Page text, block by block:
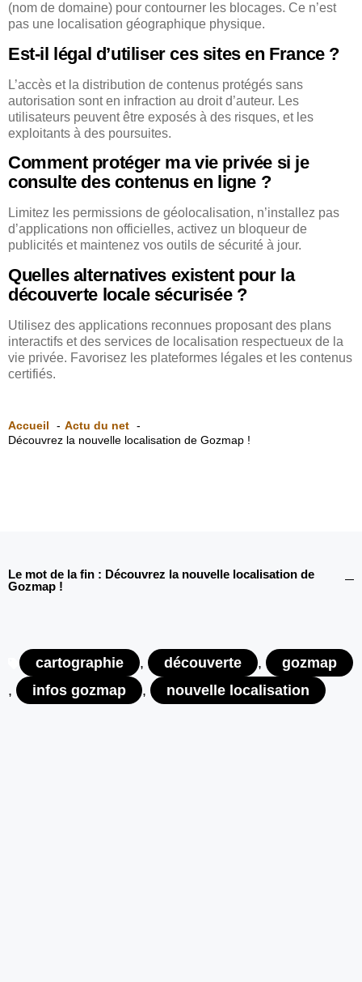
(nom de domaine) pour contourner les blocages. Ce n’est
pas une localisation géographique physique.
Est-il légal d’utiliser ces sites en France ?
L’accès et la distribution de contenus protégés sans
autorisation sont en infraction au droit d’auteur. Les
utilisateurs peuvent être exposés à des risques, et les
exploitants à des poursuites.
Comment protéger ma vie privée si je
consulte des contenus en ligne ?
Limitez les permissions de géolocalisation, n’installez pas
d’applications non officielles, activez un bloqueur de
publicités et maintenez vos outils de sécurité à jour.
Quelles alternatives existent pour la
découverte locale sécurisée ?
Utilisez des applications reconnues proposant des plans
interactifs et des services de localisation respectueux de la
vie privée. Favorisez les plateformes légales et les contenus
certifiés.
Accueil
Actu du net
Découvrez la nouvelle localisation de Gozmap !
Le mot de la fin : Découvrez la nouvelle localisation de
Gozmap !
cartographie , découverte ,
gozmap
,
infos gozmap , nouvelle localisation